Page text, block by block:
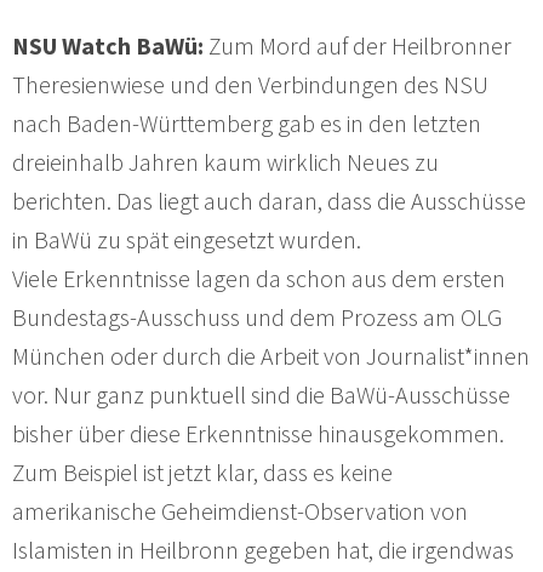
NSU Watch BaWü: Zum Mord auf der Heilbronner
Theresienwiese und den Verbindungen des NSU
nach Baden-Württemberg gab es in den letzten
dreieinhalb Jahren kaum wirklich Neues zu
berichten. Das liegt auch daran, dass die Ausschüsse
in BaWü zu spät eingesetzt wurden.
Viele Erkenntnisse lagen da schon aus dem ersten
Bundestags-Ausschuss und dem Prozess am OLG
München oder durch die Arbeit von Journalist*innen
vor. Nur ganz punktuell sind die BaWü-Ausschüsse
bisher über diese Erkenntnisse hinausgekommen.
Zum Beispiel ist jetzt klar, dass es keine
amerikanische Geheimdienst-Observation von
Islamisten in Heilbronn gegeben hat, die irgendwas